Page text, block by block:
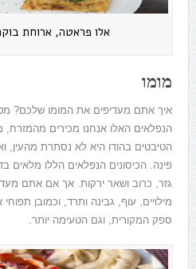
אלו פראטה, ארוחת
מומו
איך אתם מעדיפים את המומו שלכם?
הנפלאים האלו אנחנו מכירים מהמזרח,
הטיבטים בהודו היא לא נסתרת מהעין,
פינה. הכיסונים הנפלאים הללו מלאים
גזר, כרוב ושאר ירקות. אך אם אתם
מילויים, עוף, גבינה ותרד, וכמובן
ספק המקורית, וגם הטעימה יותר.